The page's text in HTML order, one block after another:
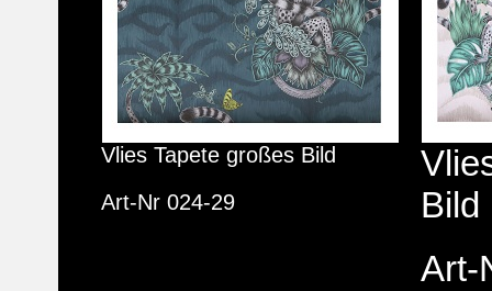
Vlies Tapete großes Bild
Art-Nr 024-29
Bild
Art-